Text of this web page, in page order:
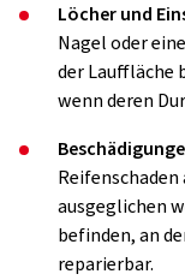
Löcher und
Nagel oder
der Lauffläche
wenn deren
ausgeglichen
befinden, an
reparierbar.